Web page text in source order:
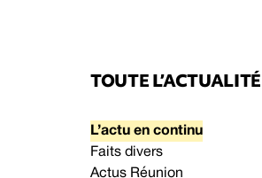
TOUTE L’ACTUALITÉ
L’actu en continu
Faits divers
Actus Réunion